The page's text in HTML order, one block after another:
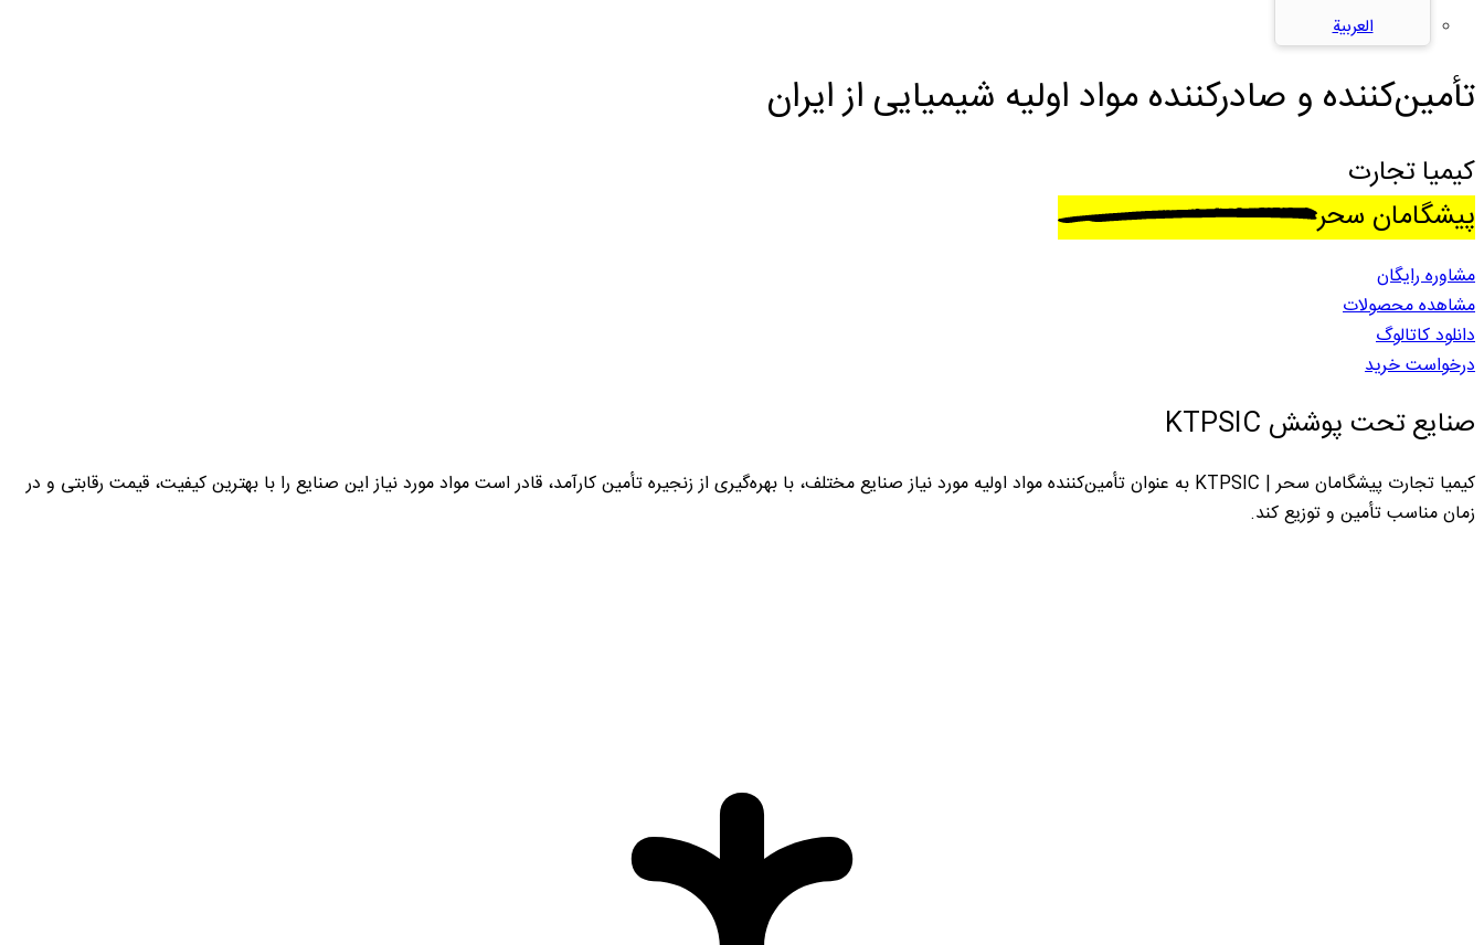
العربية
تأمین‌کننده و صادرکننده مواد اولیه شیمیایی از ایران
کیمیا تجارت
پیشگامان سحر
مشاوره رایگان
مشاهده محصولات
دانلود کاتالوگ
درخواست خرید
صنایع تحت پوشش KTPSIC
کیمیا تجارت پیشگامان سحر | KTPSIC به عنوان تأمین‌کننده مواد اولیه مورد نیاز صنایع مختلف، با بهره‌گیری از زنجیره تأمین کارآمد، قادر است مواد مورد نیاز این صنایع را با بهترین کیفیت، قیمت رقابتی و در
زمان مناسب تأمین و توزیع کند.